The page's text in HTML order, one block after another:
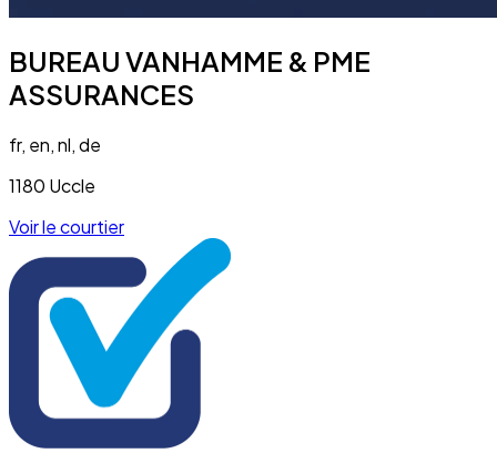
BUREAU VANHAMME & PME
ASSURANCES
fr, en, nl, de
1180 Uccle
Voir le courtier